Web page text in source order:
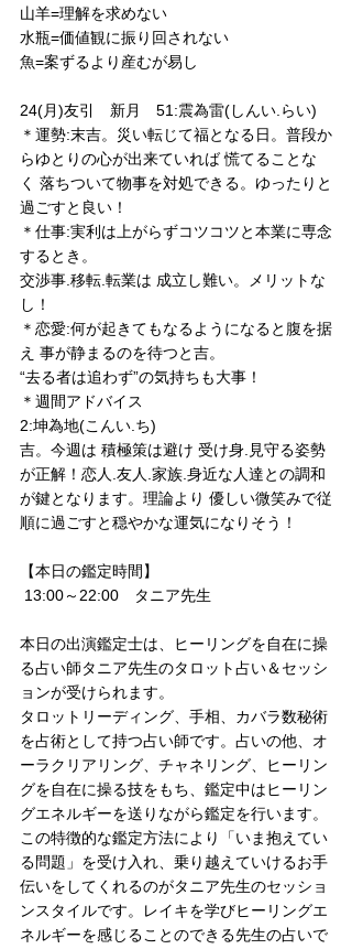
山羊=理解を求めない
水瓶=価値観に振り回されない
魚=案ずるより産むが易し
24(月)友引　新月　51:震為雷(しんい.らい)
＊運勢:末吉。災い転じて福となる日。普段か
らゆとりの心が出来ていれば 慌てることな
く 落ちついて物事を対処できる。ゆったりと
過ごすと良い！
＊仕事:実利は上がらずコツコツと本業に専念
するとき。
交渉事.移転.転業は 成立し難い。メリットな
し！
＊恋愛:何が起きてもなるようになると腹を据
え 事が静まるのを待つと吉。
“去る者は追わず”の気持ちも大事！
＊週間アドバイス
2:坤為地(こんい.ち)
吉。今週は 積極策は避け 受け身.見守る姿勢
が正解！恋人.友人.家族.身近な人達との調和
が鍵となります。理論より 優しい微笑みで従
順に過ごすと穏やかな運気になりそう！
【本日の鑑定時間】
13:00～22:00　タニア先生
本日の出演鑑定士は、ヒーリングを自在に操
る占い師タニア先生のタロット占い＆セッシ
ョンが受けられます。
タロットリーディング、手相、カバラ数秘術
を占術として持つ占い師です。占いの他、オ
ーラクリアリング、チャネリング、ヒーリン
グを自在に操る技をもち、鑑定中はヒーリン
グエネルギーを送りながら鑑定を行います。
この特徴的な鑑定方法により「いま抱えてい
る問題」を受け入れ、乗り越えていけるお手
伝いをしてくれるのがタニア先生のセッショ
ンスタイルです。レイキを学びヒーリングエ
ネルギーを感じることのできる先生の占いで